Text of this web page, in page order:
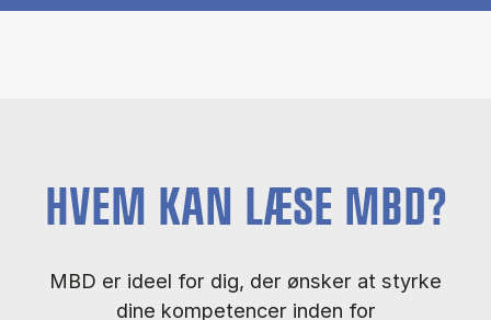
HVEM KAN LÆSE MBD?
MBD er ideel for dig, der ønsker at styrke
dine kompetencer inden for